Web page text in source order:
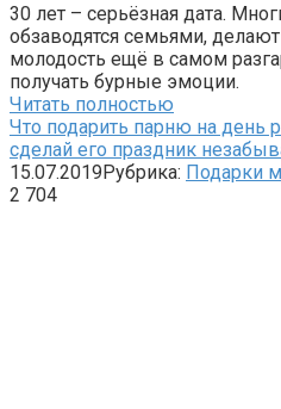
30 лет – серьёзная дата.
обзаводятся семьями,
молодость ещё в самом
получать бурные эмоции.
Читать полностью
Что подарить парню на день
сделай его праздник
15.07.2019Рубрика: Подарки
2 704